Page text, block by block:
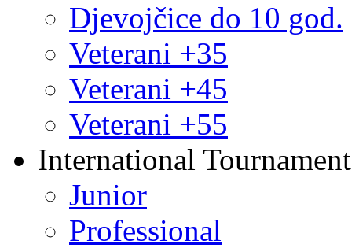
Djevojčice do 10 god.
Veterani +35
Veterani +45
Veterani +55
International
Junior
Professional